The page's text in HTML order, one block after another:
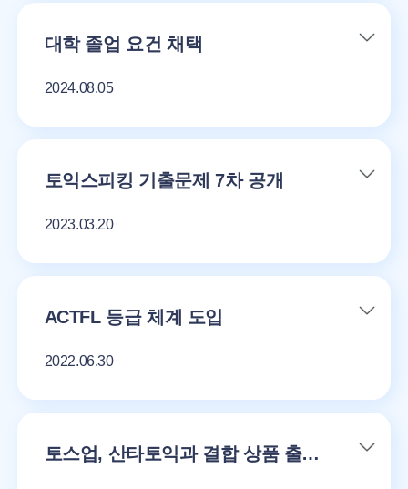
대학 졸업 요건 채택
2024.08.05
토익스피킹 기출문제 7차 공개
2023.03.20
ACTFL 등급 체계 도입
2022.06.30
토스업, 산타토익과 결합 상품 출시…언택트 시대 선도